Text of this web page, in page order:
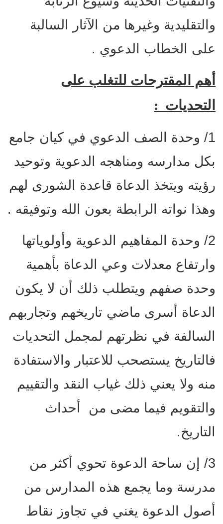
والتقليدية وغيرها من الآثار السالبة
على الخطاب الدعوي .
أهم المقترحات للتغلب على
التحديات :
1/ وحدة الصف الدعوي في كيان جامع
بكل مدارسه ومناهجه الدعوية وتوحيد
رؤيته ويتخذ الدعاة قاعدة الشورى لهم
وهذا نواته الرابطة بعون الله وتوفيقه .
2/ وحدة المفاهيم الدعوية وأولوياتها
وارتفاع معدلات وعي الدعاة بأهمية
وحدة صفهم ويتطلب ذلك أن لا يكون
الدعاة أسرى ماضي تاريخهم وتجاربهم
السالفة في نظرتهم لمجمل التحديات
فالتاريخ يستصحب للاعتبار والاستفادة
منه ولا يعني ذلك غياب النقد والتقييم
والتقويم فيما مضى من أحداث
التاريخ.
3/ إن ساحة الدعوة تحوي أكثر من
مدرسة وما يجمع هذه المدارس من
أصول الدعوة يغني في تجاوز نقاط